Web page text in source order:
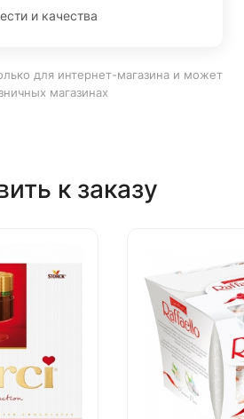
и качества
для интернет-магазина и может
магазинах
к заказу